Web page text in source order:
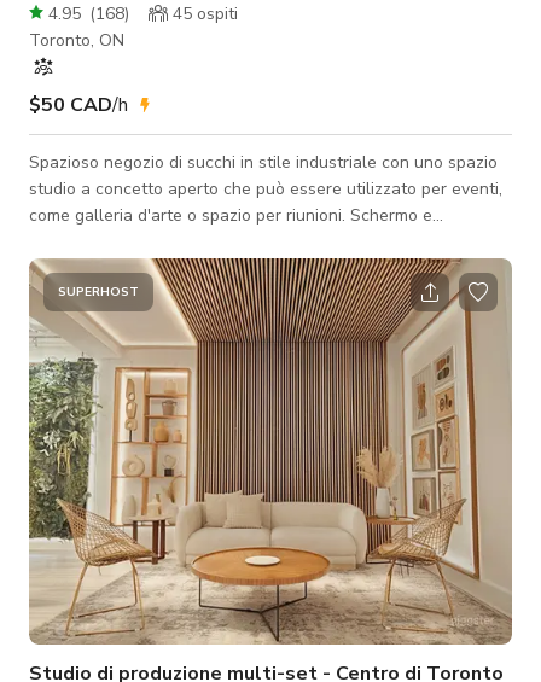
4.95 (168) 45 ospiti
Toronto, ON
$50 CAD/h
Spazioso negozio di succhi in stile industriale con uno spazio
studio a concetto aperto che può essere utilizzato per eventi,
come galleria d'arte o spazio per riunioni. Schermo e
nostro spazio è anche dotato di aria condizionata per il vostro
comfort. La nostra posizione è fantastica! L'accesso allo
spazio è dall'ingresso principale del negozio. Siamo a pochi
passi a nord del trendy villaggio Roncesvalles, appena a sud
della st
SUPERHOST
Studio di produzione multi-set - Centro di Toronto